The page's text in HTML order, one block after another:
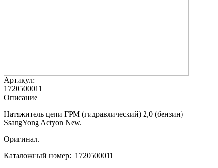
Артикул:
1720500011
Описание
Натяжитель цепи ГРМ (гидравлический) 2,0 (бензин)
SsangYong Actyon New.
Оригинал.
Каталожный номер: 1720500011